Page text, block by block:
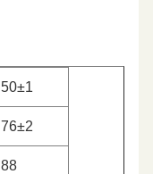
50±1
76±2
88